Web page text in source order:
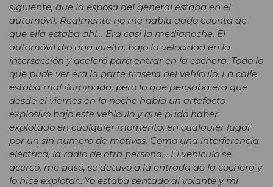
siguiente, que la esposa del general estaba en el
automóvil. Realmente no me había dado cuenta de
que ella estaba ahí… Era casi la medianoche. El
automóvil dio una vuelta, bajo la velocidad en la
intersección y aceleró para entrar en la cochera. Todo lo
que pude ver era la parte trasera del vehículo. La calle
estaba mal iluminada, pero lo que pensaba era que
desde el viernes en la noche había un artefacto
explosivo bajo este vehículo y que pudo haber
explotado en cualquier momento, en cualquier lugar
por un sin numero de motivos. Como una interferencia
eléctrica, la radio de otra persona… El vehículo se
acercó, me pasó, se detuvo a la entrada de la cochera y
lo hice explotar…Yo estaba sentado al volante y mi